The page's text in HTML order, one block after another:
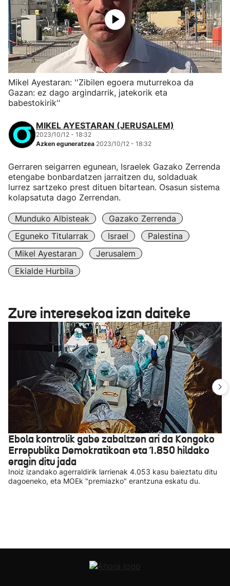
Mikel Ayestaran: ''Zibilen egoera muturrekoa da
Gazan: ez dago argindarrik, jatekorik eta
babestokirik''
MIKEL AYESTARAN (JERUSALEM)
2023/10/12 - 18:32
Azken eguneratzea 2023/10/12 - 18:32
Gerraren seigarren egunean, Israelek Gazako Zerrenda
etengabe bonbardatzen jarraitzen du, soldaduak
lurrez sartzeko prest dituen bitartean. Osasun sistema
kolapsatuta dago Zerrendan.
Munduko Albisteak
Gazako Zerrenda
Eguneko Titularrak
Israel
Palestina
Mikel Ayestaran
Jerusalem
Ekialde Hurbila
Zure interesekoa izan daiteke
Ebola kontrolik gabe zabaltzen ari da Kongoko
Errepublika Demokratikoan eta 1.850 hildako
eragin ditu jada
Inoiz izandako agerraldirik larrienak 4.053 kasu baieztatu ditu
dagoeneko, eta MOEk "premiazko" erantzuna eskatu du.